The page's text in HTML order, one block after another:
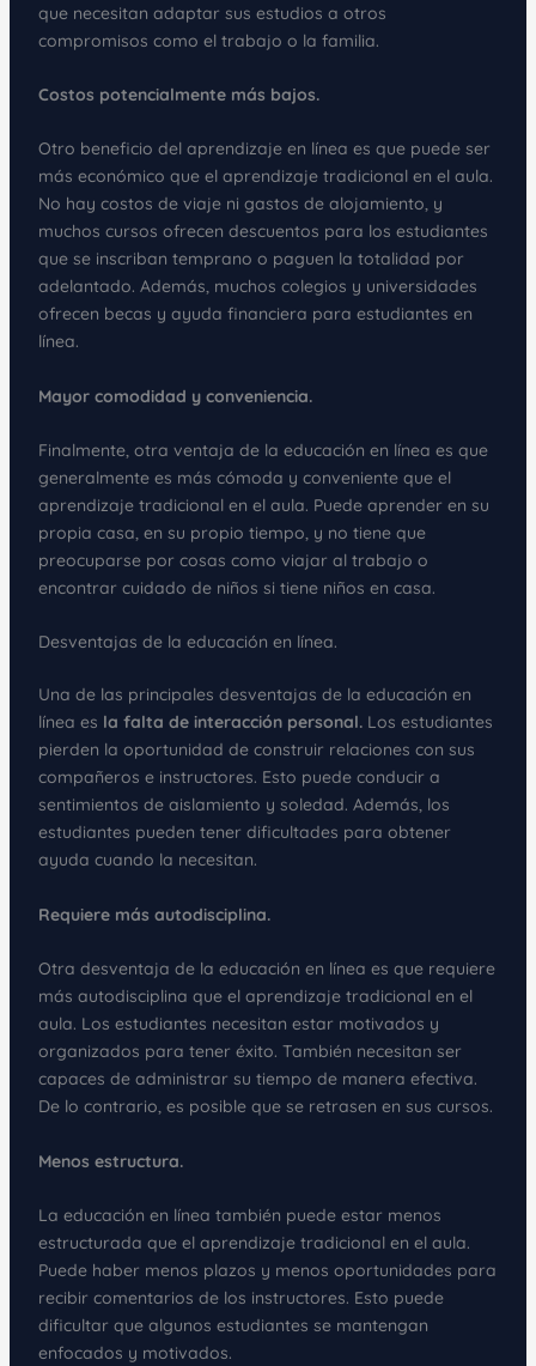
que necesitan adaptar sus estudios a otros
compromisos como el trabajo o la familia.
Costos potencialmente más bajos.
Otro beneficio del aprendizaje en línea es que puede ser
más económico que el aprendizaje tradicional en el aula.
No hay costos de viaje ni gastos de alojamiento, y
muchos cursos ofrecen descuentos para los estudiantes
que se inscriban temprano o paguen la totalidad por
adelantado. Además, muchos colegios y universidades
ofrecen becas y ayuda financiera para estudiantes en
línea.
Mayor comodidad y conveniencia.
Finalmente, otra ventaja de la educación en línea es que
generalmente es más cómoda y conveniente que el
aprendizaje tradicional en el aula. Puede aprender en su
propia casa, en su propio tiempo, y no tiene que
preocuparse por cosas como viajar al trabajo o
encontrar cuidado de niños si tiene niños en casa.
Desventajas de la educación en línea.
Una de las principales desventajas de la educación en
línea es la falta de interacción personal.Los estudiantes
pierden la oportunidad de construir relaciones con sus
compañeros e instructores. Esto puede conducir a
sentimientos de aislamiento y soledad. Además, los
estudiantes pueden tener dificultades para obtener
ayuda cuando la necesitan.
Requiere más autodisciplina.
Otra desventaja de la educación en línea es que requiere
más autodisciplina que el aprendizaje tradicional en el
aula. Los estudiantes necesitan estar motivados y
organizados para tener éxito. También necesitan ser
capaces de administrar su tiempo de manera efectiva.
De lo contrario, es posible que se retrasen en sus cursos.
Menos estructura.
La educación en línea también puede estar menos
estructurada que el aprendizaje tradicional en el aula.
Puede haber menos plazos y menos oportunidades para
recibir comentarios de los instructores. Esto puede
dificultar que algunos estudiantes se mantengan
enfocados y motivados.